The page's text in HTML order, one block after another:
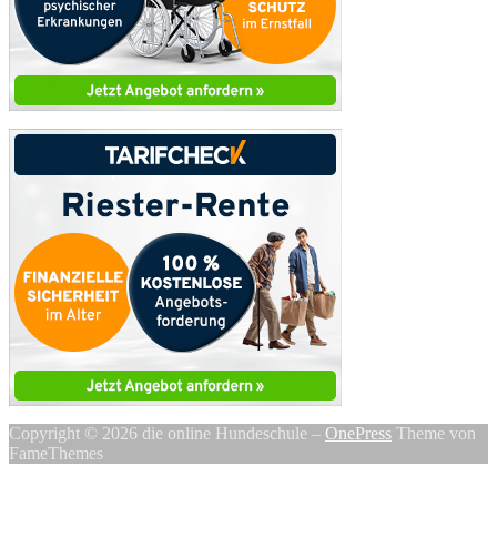
Copyright © 2026 die online Hundeschule – OnePress Theme von
FameThemes